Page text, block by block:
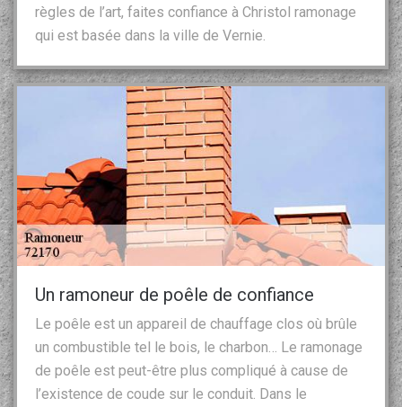
règles de l’art, faites confiance à Christol ramonage
qui est basée dans la ville de Vernie.
Un ramoneur de poêle de confiance
Le poêle est un appareil de chauffage clos où brûle
un combustible tel le bois, le charbon… Le ramonage
de poêle est peut-être plus compliqué à cause de
l’existence de coude sur le conduit. Dans le